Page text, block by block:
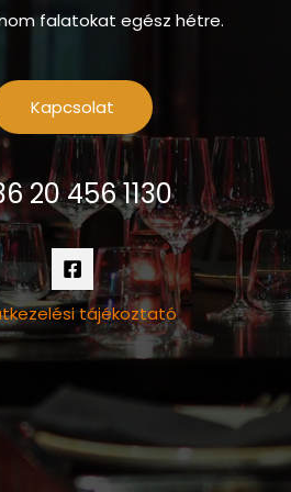
falatokat egész hétre.
Kapcsolat
20 456 1130
tájékoztató